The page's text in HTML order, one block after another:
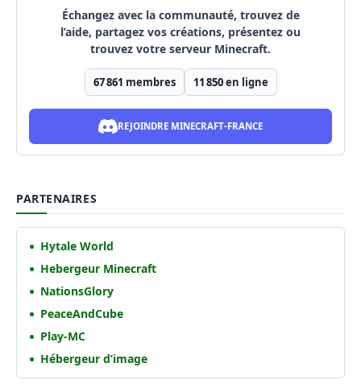
Échangez avec la communauté, trouvez de
l’aide, partagez vos créations, présentez ou
trouvez votre serveur Minecraft.
67 861 membres 11 850en ligne
REJOINDRE MINECRAFT-FRANCE
PARTENAIRES
Hytale World
Hebergeur Minecraft
NationsGlory
PeaceAndCube
Play-MC
Hébergeur d’image